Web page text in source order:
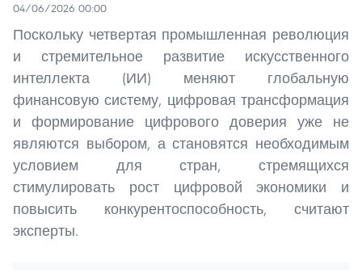
04/06/2026 00:00
Поскольку четвертая промышленная революция
и стремительное развитие искусственного
интеллекта (ИИ) меняют глобальную
финансовую систему, цифровая трансформация
и формирование цифрового доверия уже не
являются выбором, а становятся необходимым
условием для стран, стремящихся
стимулировать рост цифровой экономики и
повысить конкурентоспособность, считают
эксперты.